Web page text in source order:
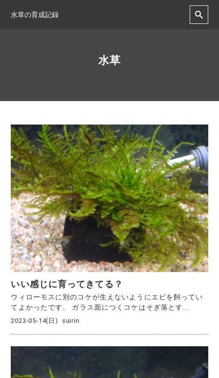
水草の育成記録
水草
いい感じに育ってきてる？
ウィローモスに別のコケが生えないようにエビを飼ってい
てよかったです。 ガラス面につくコケはそぎ落とす...
2023-05-14(日) suirin